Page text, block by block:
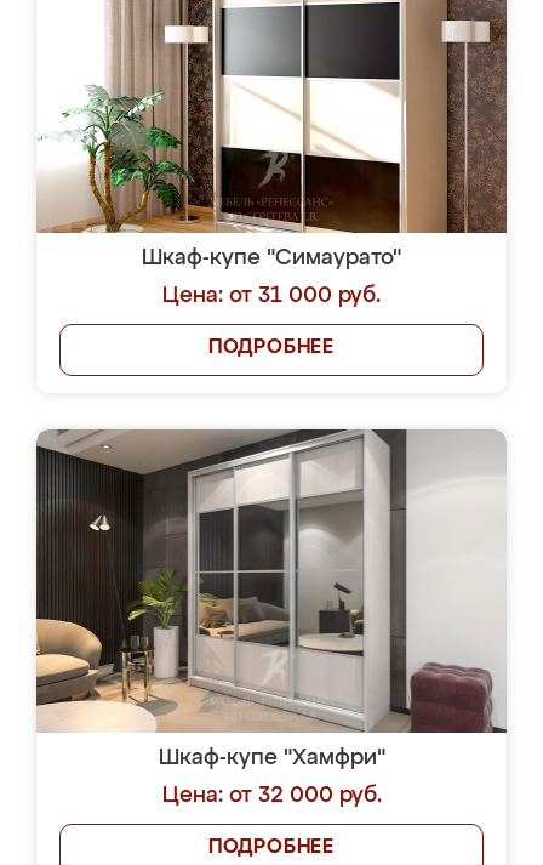
Шкаф-купе "Симаурато"
Цена: от 31 000 руб.
ПОДРОБНЕЕ
Шкаф-купе "Хамфри"
Цена: от 32 000 руб.
ПОДРОБНЕЕ